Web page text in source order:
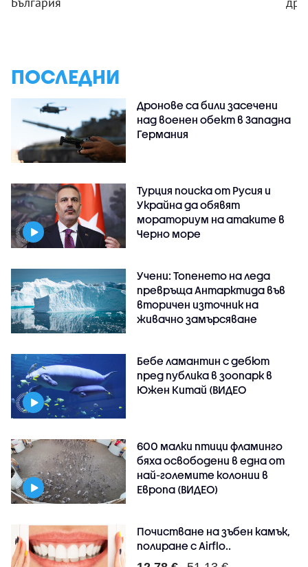
ПОСЛЕДНИ
Дронове са били засечени
над военен обект в Западна
Германия
Турция поиска от Русия и
Украйна да обявят
мораториум на атаките в
Черно море
Учени: Топенето на леда
превръща Антарктида във
вторичен източник на
живачно замърсяване
Бебе ламантин с дебют
пред публика в зоопарк в
Южен Китай (ВИДЕО
600 малки птици фламинго
бяха освободени в една от
най-големите колонии в
Европа (ВИДЕО)
Почистване на зъбен камък,
полиране с Airflo..